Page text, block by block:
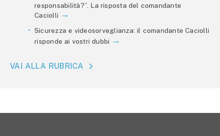
responsabilità?”. La risposta del comandante
Caciolli
Sicurezza e videosorveglianza: il comandante Caciolli
risponde ai vostri dubbi
VAI ALLA RUBRICA